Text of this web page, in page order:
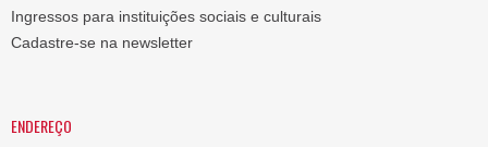
Ingressos para instituições sociais e culturais
Cadastre-se na newsletter
ENDEREÇO